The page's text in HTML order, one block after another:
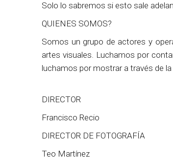
Solo lo sabremos si esto sale
QUIENES SOMOS?
Somos un grupo de actores y
artes visuales. Luchamos por
luchamos por mostrar a través de
DIRECTOR
Francisco Recio
DIRECTOR DE FOTOGRAFÍA
Teo Martínez